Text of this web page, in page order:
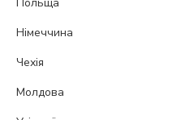
Німеччина
Чехія
Молдова